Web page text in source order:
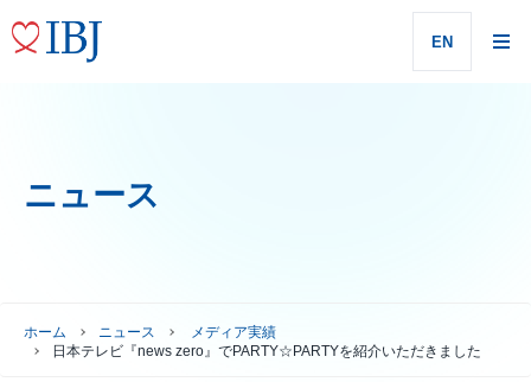
EN
ニュース
ホーム ニュース
メディア実績
日本テレビ『news zero』でPARTY☆PARTYを紹介いただきました